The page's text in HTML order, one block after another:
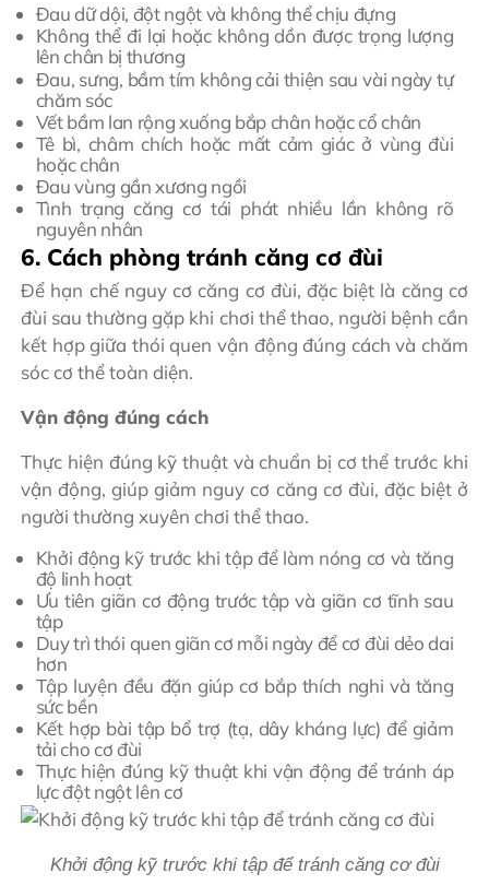
Đau dữ dội, đột ngột và không thể chịu đựng
Không thể đi lại hoặc không dồn được trọng lượng
lên chân bị thương
Đau, sưng, bầm tím không cải thiện sau vài ngày tự
chăm sóc
Vết bầm lan rộng xuống bắp chân hoặc cổ chân
Tê bì, châm chích hoặc mất cảm giác ở vùng đùi
hoặc chân
Đau vùng gần xương ngồi
Tình trạng căng cơ tái phát nhiều lần không rõ
nguyên nhân
6. Cách phòng tránh căng cơ đùi
Để hạn chế nguy cơ căng cơ đùi, đặc biệt là căng cơ
đùi sau thường gặp khi chơi thể thao, người bệnh cần
kết hợp giữa thói quen vận động đúng cách và chăm
sóc cơ thể toàn diện.
Vận động đúng cách
Thực hiện đúng kỹ thuật và chuẩn bị cơ thể trước khi
vận động, giúp giảm nguy cơ căng cơ đùi, đặc biệt ở
người thường xuyên chơi thể thao.
Khởi động kỹ trước khi tập để làm nóng cơ và tăng
độ linh hoạt
Ưu tiên giãn cơ động trước tập và giãn cơ tĩnh sau
tập
Duy trì thói quen giãn cơ mỗi ngày để cơ đùi dẻo dai
hơn
Tập luyện đều đặn giúp cơ bắp thích nghi và tăng
sức bền
Kết hợp bài tập bổ trợ (tạ, dây kháng lực) để giảm
tải cho cơ đùi
Thực hiện đúng kỹ thuật khi vận động để tránh áp
lực đột ngột lên cơ
Khởi động kỹ trước khi tập để tránh căng cơ đùi